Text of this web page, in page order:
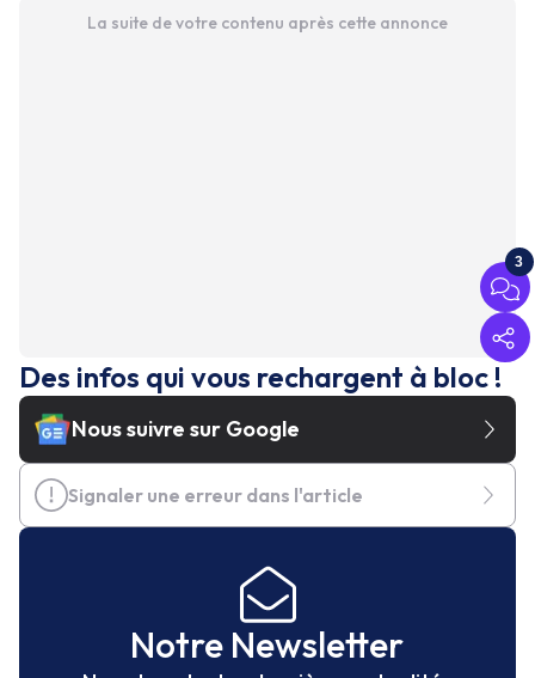
La suite de votre contenu après cette annonce
3
Des infos qui vous rechargent à bloc !
Nous suivre sur Google
Signaler une erreur dans l'article
Notre Newsletter